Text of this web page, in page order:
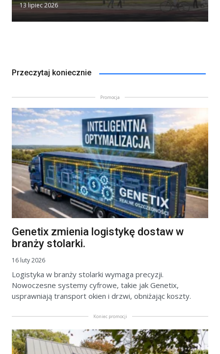
13 lipiec 2026
Przeczytaj koniecznie
Promocja
Genetix zmienia logistykę dostaw w
branży stolarki.
16 luty 2026
Logistyka w branży stolarki wymaga precyzji.
Nowoczesne systemy cyfrowe, takie jak Genetix,
usprawniają transport okien i drzwi, obniżając koszty.
Koniec promocji